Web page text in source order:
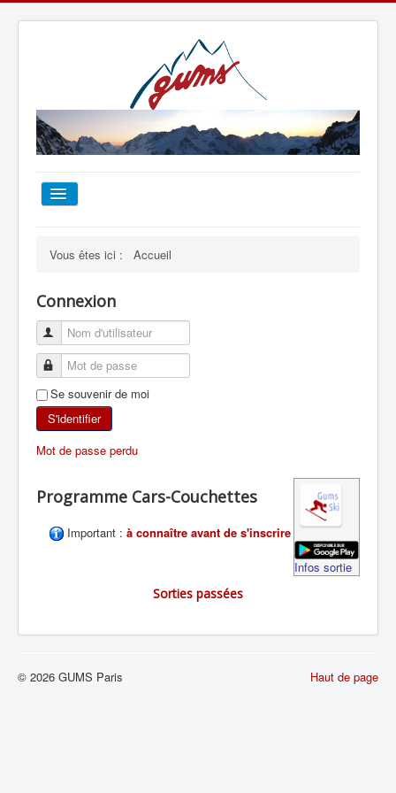
ESCALADE
ALPINISME
SKI DE RANDONNÉE
RANDONNÉE PÉDESTRE
RANDONNÉE SPORTIVE
Vous êtes ici : Accueil
Connexion
Se souvenir de moi
S'identifier
Mot de passe perdu
Programme Cars-Couchettes
Infos sortie
Important : à connaître avant de s'inscrire
Sorties passées
Haut de page
© 2026 GUMS Paris